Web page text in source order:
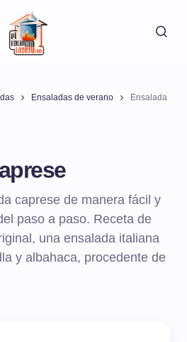
Ensaladas de verano
Ensalada
caprese de manera fácil y
paso a paso. Receta de
una ensalada italiana
y albahaca, procedente de